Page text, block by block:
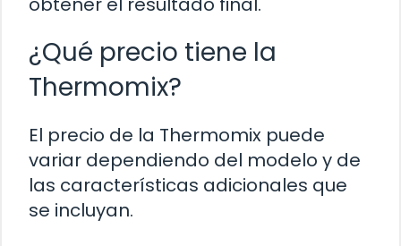
¿Qué precio tiene la
Thermomix?
El precio de la Thermomix puede
variar dependiendo del modelo y de
las características adicionales que
se incluyan.